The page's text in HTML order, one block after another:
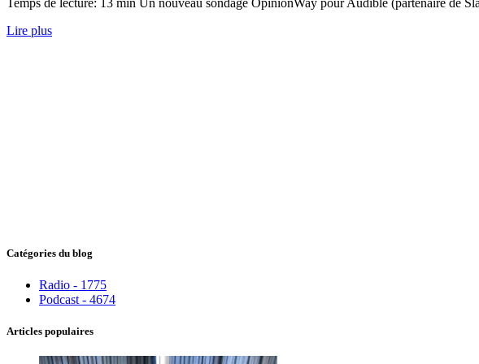
Lire plus
Catégories du blog
Radio - 1775
Podcast - 4674
Articles populaires